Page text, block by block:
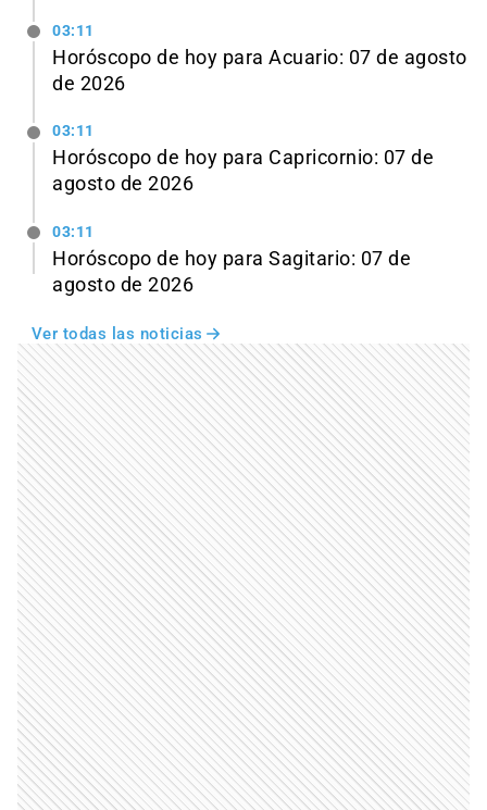
03:11
Horóscopo de hoy para Acuario: 07 de agosto
de 2026
03:11
Horóscopo de hoy para Capricornio: 07 de
agosto de 2026
03:11
Horóscopo de hoy para Sagitario: 07 de
agosto de 2026
Ver todas las noticias